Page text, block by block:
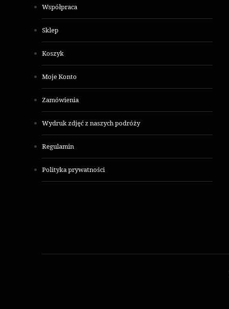
Współpraca
Sklep
Koszyk
Moje Konto
Zamówienia
Wydruk zdjęć z naszych podróży
Regulamin
Polityka prywatności